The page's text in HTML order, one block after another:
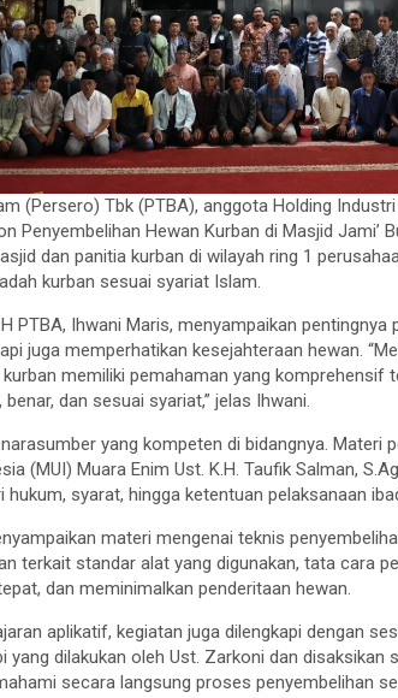
(Persero) Tbk (PTBA), anggota Holding
Penyembelihan Hewan Kurban di Masjid Jami’
dan panitia kurban di wilayah ring 1
kurban sesuai syariat Islam.
PTBA, Ihwani Maris, menyampaikan
juga memperhatikan kesejahteraan hewan.
memiliki pemahaman yang komprehensif
dan sesuai syariat,” jelas Ihwani.
yang kompeten di bidangnya. Materi
(MUI) Muara Enim Ust. K.H. Taufik Salman,
hukum, syarat, hingga ketentuan pelaksanaan
materi mengenai teknis
terkait standar alat yang digunakan, tata cara
dan meminimalkan penderitaan hewan.
aplikatif, kegiatan juga dilengkapi dengan
yang dilakukan oleh Ust. Zarkoni dan disaksikan
secara langsung proses penyembelihan